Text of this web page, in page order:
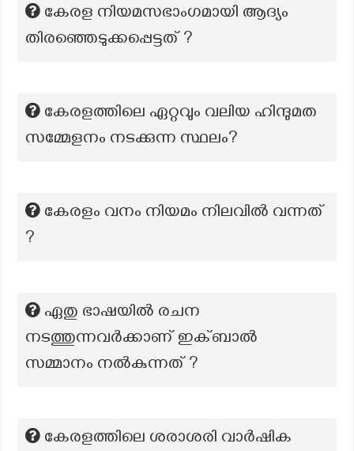
കേരള നിയമസഭാംഗമായി ആദ്യം
തിരഞ്ഞെടുക്കപ്പെട്ടത് ?
കേരളത്തിലെ ഏറ്റവും വലിയ ഹിന്ദുമത
സമ്മേളനം നടക്കുന്ന സ്ഥലം?
കേരളം വനം നിയമം നിലവിൽ വന്നത്
?
ഏതു ഭാഷയിൽ രചന
നടത്തുന്നവർക്കാണ് ഇക്ബാൽ
സമ്മാനം നൽകുന്നത് ?
കേരളത്തിലെ ശരാശരി വാര്‍ഷിക